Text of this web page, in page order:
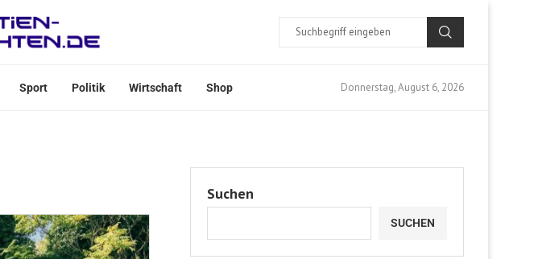
Sport Politik Wirtschaft Shop Donnerstag, August 6, 2026
Suchen
SUCHEN